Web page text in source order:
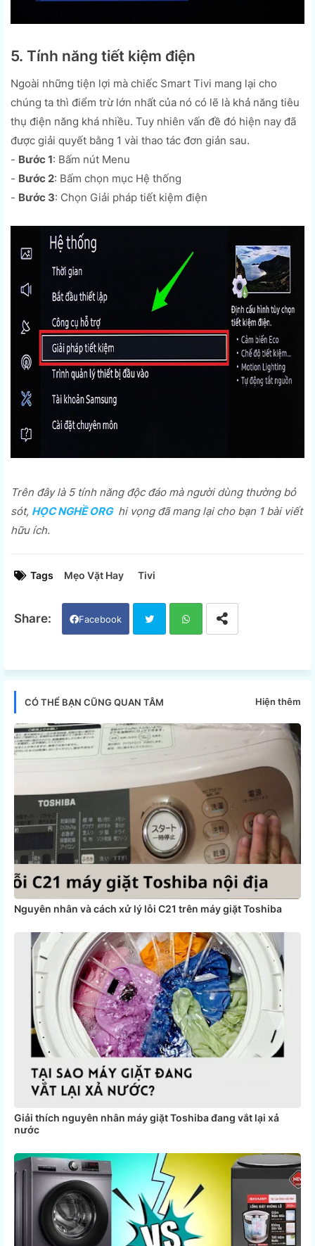
5. Tính năng tiết kiệm điện
Ngoài những tiện lợi mà chiếc Smart Tivi mang lại cho
chúng ta thì điểm trừ lớn nhất của nó có lẽ là khả năng tiêu
thụ điện năng khá nhiều. Tuy nhiên vấn đề đó hiện nay đã
được giải quyết bằng 1 vài thao tác đơn giản sau.
- Bước 1: Bấm nút Menu
- Bước 2: Bấm chọn mục Hệ thống
- Bước 3: Chọn Giải pháp tiết kiệm điện
Trên đây là 5 tính năng độc đáo mà người dùng thường bỏ
sót, HỌC NGHỀ ORG hi vọng đã mang lại cho bạn 1 bài viết
hữu ích.
Tags Mẹo Vặt Hay Tivi
Facebook
CÓ THỂ BẠN CŨNG QUAN TÂM Hiện thêm
Nguyên nhân và cách xử lý lỗi C21 trên máy giặt Toshiba
Giải thích nguyên nhân máy giặt Toshiba đang vắt lại xả
nước